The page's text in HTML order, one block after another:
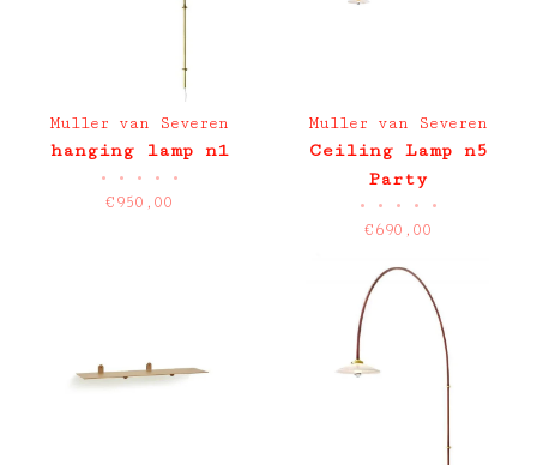
Muller van Severen
hanging lamp n1
• • • • •
€950,00
Muller van Severen
Ceiling Lamp n5
Party
• • • • •
€690,00